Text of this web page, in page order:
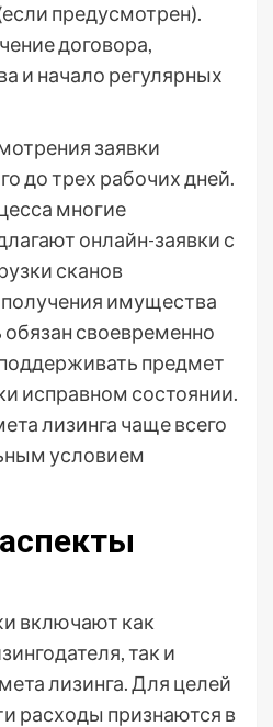
предусмотрен).
договора,
и начало регулярных
заявки
до трех рабочих дней.
многие
онлайн-заявки с
сканов
имущества
обязан своевременно
предмет
исправном состоянии.
лизинга чаще всего
условием
включают как
так и
лизинга. Для целей
расходы признаются в